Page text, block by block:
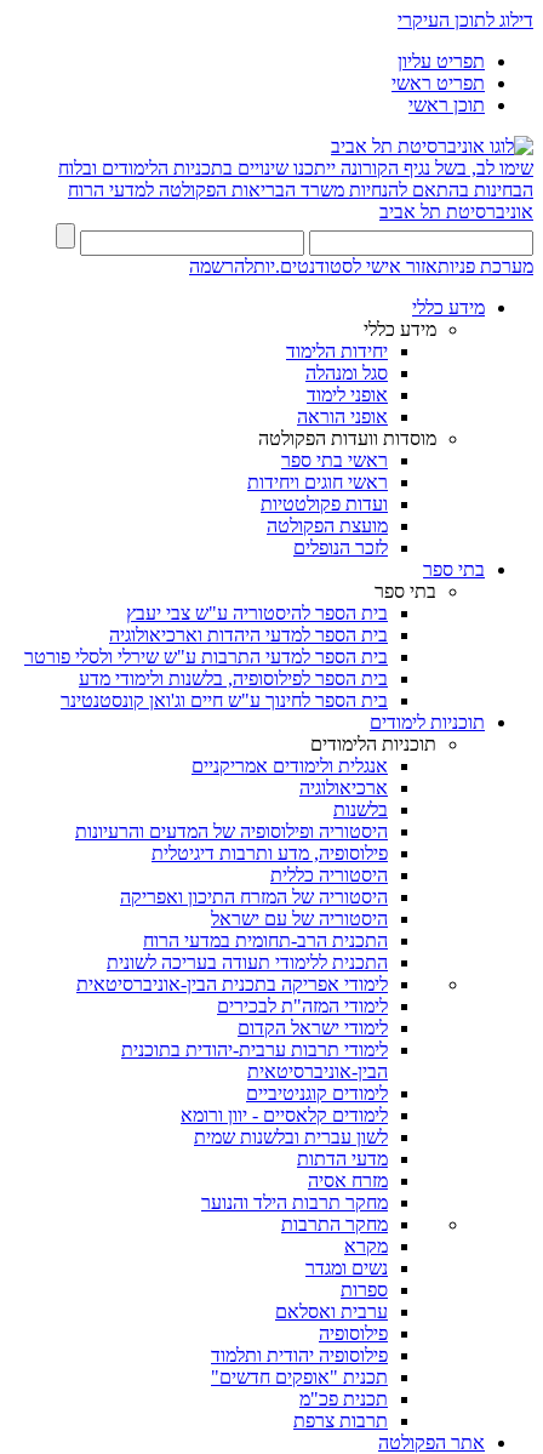
דילוג לתוכן העיקרי
תפריט עליון
תפריט ראשי
תוכן ראשי
שימו לב, בשל נגיף הקורונה ייתכנו שינויים בתכניות הלימודים ובלוח
הבחינות בהתאם להנחיות משרד הבריאות הפקולטה למדעי הרוח
אוניברסיטת תל אביב
מערכת פניותאזור אישי לסטודנטים.יותלהרשמה
מידע כללי
מידע כללי
יחידות הלימוד
סגל ומנהלה
אופני לימוד
אופני הוראה
מוסדות וועדות הפקולטה
ראשי בתי ספר
ראשי חוגים ויחידות
ועדות פקולטטיות
מועצת הפקולטה
לזכר הנופלים
בתי ספר
בתי ספר
בית הספר להיסטוריה ע"ש צבי יעבץ
בית הספר למדעי היהדות וארכיאולוגיה
בית הספר למדעי התרבות ע"ש שירלי ולסלי פורטר
בית הספר לפילוסופיה, בלשנות ולימודי מדע
בית הספר לחינוך ע"ש חיים וג'ואן קונסטנטינר
תוכניות לימודים
תוכניות הלימודים
אנגלית ולימודים אמריקניים
ארכיאולוגיה
בלשנות
היסטוריה ופילוסופיה של המדעים והרעיונות
פילוסופיה, מדע ותרבות דיגיטלית
היסטוריה כללית
היסטוריה של המזרח התיכון ואפריקה
היסטוריה של עם ישראל
התכנית הרב-תחומית במדעי הרוח
התכנית ללימודי תעודה בעריכה לשונית
לימודי אפריקה בתכנית הבין-אוניברסיטאית
לימודי המזה"ת לבכירים
לימודי ישראל הקדום
לימודי תרבות ערבית-יהודית בתוכנית
הבין-אוניברסיטאית
לימודים קוגניטיביים
לימודים קלאסיים - יוון ורומא
לשון עברית ובלשנות שמית
מדעי הדתות
מזרח אסיה
מחקר תרבות הילד והנוער
מחקר התרבות
מקרא
נשים ומגדר
ספרות
ערבית ואסלאם
פילוסופיה
פילוסופיה יהודית ותלמוד
תכנית "אופקים חדשים"
תכנית פכ"מ
תרבות צרפת
אתר הפקולטה